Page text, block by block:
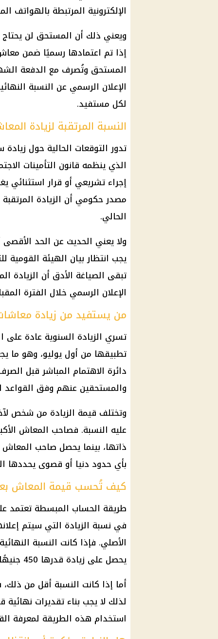
الإلكترونية المرتبطة بالهواتف
ويعني ذلك أن المستحق لن
إذا تم اعتمادها رسميًا ضمن
المستحق وتُصرف مع الدفعة
الإعلان الرسمي عن النسبة
لكل مستفيد.
النسبة المرتقبة لزيادة
الذي ينظمه قانون التأمينات
إجراء تشريعي أو قرار استثنائي
مصدر حكومي أن الزيادة
الحالي.
ولا يعني الحديث عن الحد الأقصى
يجب انتظار بيان الهيئة القومية
تبقى الصياغة الأدق أن الزيادة
الإعلان الرسمي خلال الفترة
من يستفيد من زيادة معاشات
تسري الزيادة السنوية عادة على
تطبيقها من أول يوليو، وهو ما
دائرة الاهتمام المباشر قبل
والمستحقين عنهم وفق القواعد
وتختلف قيمة الزيادة من شخص
عليه النسبة. فصاحب المعاش
ذاتها، بينما يحصل صاحب المعاش
بأي حدود دنيا أو قصوى يحددها
كيف تُحسب قيمة المعاش بعد
طريقة الحساب المبسطة تعتمد
في نسبة الزيادة التي سيتم
يحصل على زيادة قدرها 450 جنيهًا، ليصبح إجمالي المعاش 3450 جنيهًا.
أما إذا كانت النسبة أقل من
لذلك لا يجب بناء تقديرات
استخدام هذه الطريقة لمعرفة